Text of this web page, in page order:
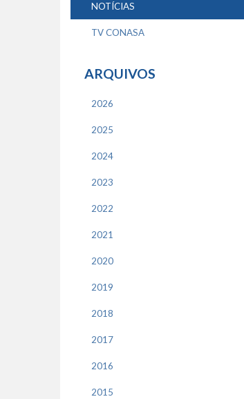
NOTÍCIAS
TV CONASA
ARQUIVOS
2026
2025
2024
2023
2022
2021
2020
2019
2018
2017
2016
2015